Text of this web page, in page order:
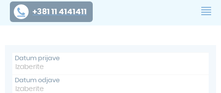
+381 11 4141411
Datum prijave
Datum odjave